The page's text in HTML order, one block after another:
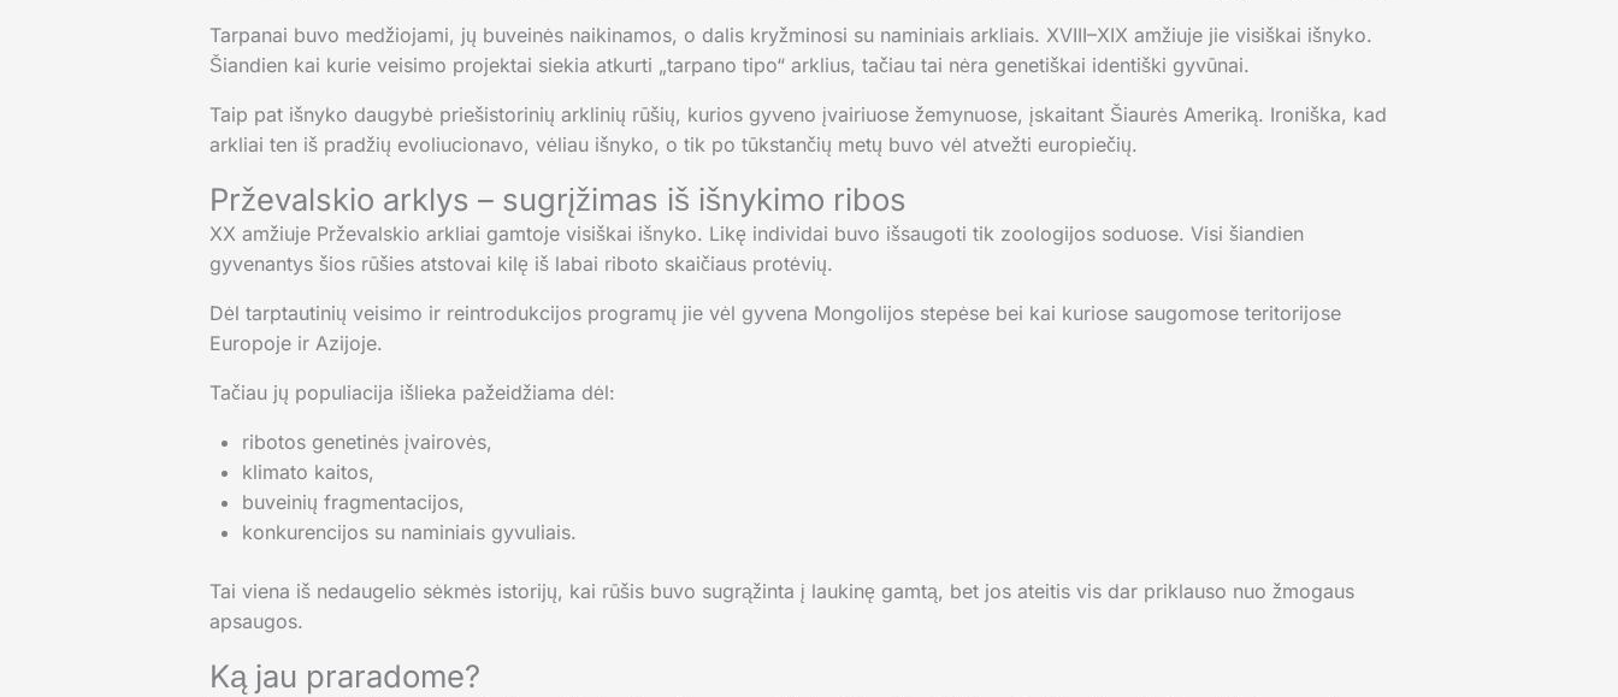
Tarpanai buvo medžiojami, jų buveinės naikinamos, o dalis kryžminosi su naminiais arkliais. XVIII–XIX amžiuje jie visiškai išnyko.
Šiandien kai kurie veisimo projektai siekia atkurti „tarpano tipo“ arklius, tačiau tai nėra genetiškai identiški gyvūnai.
Taip pat išnyko daugybė priešistorinių arklinių rūšių, kurios gyveno įvairiuose žemynuose, įskaitant Šiaurės Ameriką. Ironiška, kad
arkliai ten iš pradžių evoliucionavo, vėliau išnyko, o tik po tūkstančių metų buvo vėl atvežti europiečių.
Prževalskio arklys – sugrįžimas iš išnykimo ribos
XX amžiuje Prževalskio arkliai gamtoje visiškai išnyko. Likę individai buvo išsaugoti tik zoologijos soduose. Visi šiandien
gyvenantys šios rūšies atstovai kilę iš labai riboto skaičiaus protėvių.
Dėl tarptautinių veisimo ir reintrodukcijos programų jie vėl gyvena Mongolijos stepėse bei kai kuriose saugomose teritorijose
Europoje ir Azijoje.
Tačiau jų populiacija išlieka pažeidžiama dėl:
ribotos genetinės įvairovės,
klimato kaitos,
buveinių fragmentacijos,
konkurencijos su naminiais gyvuliais.
Tai viena iš nedaugelio sėkmės istorijų, kai rūšis buvo sugrąžinta į laukinę gamtą, bet jos ateitis vis dar priklauso nuo žmogaus
apsaugos.
Ką jau praradome?